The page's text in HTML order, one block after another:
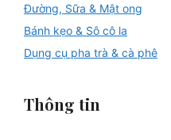
Đường, Sữa & Mật ong
Bánh kẹo & Sô cô la
Dụng cụ pha trà & cà phê
Thông tin